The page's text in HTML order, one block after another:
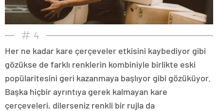
4
Her ne kadar kare çerçeveler etkisini kaybediyor gibi
gözükse de farklı renklerin kombiniyle birlikte eski
popülaritesini geri kazanmaya başlıyor gibi gözüküyor.
Başka hiçbir ayrıntıya gerek kalmayan kare
çerçeveleri, dilerseniz renkli bir rujla da